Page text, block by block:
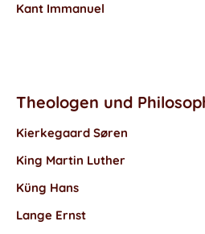
Kant Immanuel
Theologen und
Kierkegaard Søren
King Martin Luther
Küng Hans
Lange Ernst